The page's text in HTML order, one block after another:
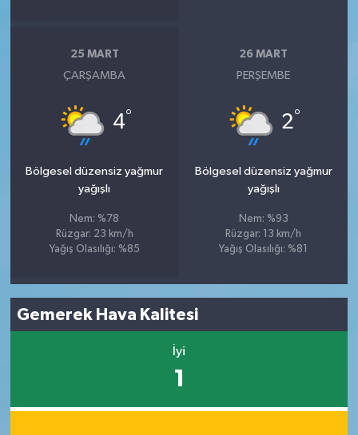
25 MART
ÇARŞAMBA
4°
Bölgesel düzensiz yağmur
yağışlı
Nem: %78
Rüzgar: 23 km/h
Yağış Olasılığı: %85
26 MART
PERŞEMBE
2°
Bölgesel düzensiz yağmur
yağışlı
Nem: %93
Rüzgar: 13 km/h
Yağış Olasılığı: %81
Gemerek Hava Kalitesi
İyi
1